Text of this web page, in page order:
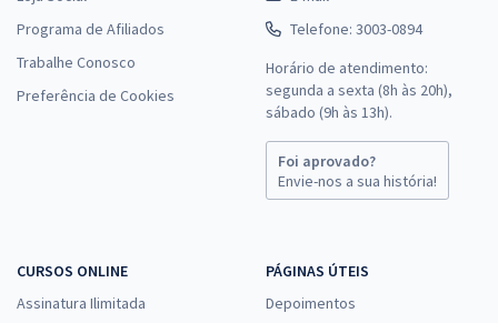
Programa de Afiliados
Trabalhe Conosco
Preferência de Cookies
Telefone: 3003-0894
Horário de atendimento:
segunda a sexta (8h às 20h),
sábado (9h às 13h).
Foi aprovado?
Envie-nos a sua história!
CURSOS ONLINE
Assinatura Ilimitada
PÁGINAS ÚTEIS
Depoimentos